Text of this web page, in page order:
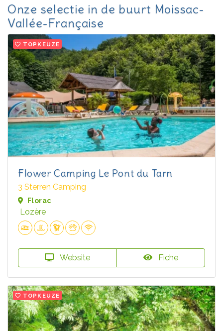
Onze selectie in de buurt Moissac-
Vallée-Française
TOPKEUZE
Flower Camping Le Pont du Tarn
3 Sterren Camping
Florac
Lozère
Website Fiche
TOPKEUZE